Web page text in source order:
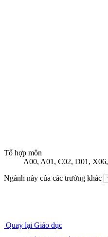
Tổ hợp môn
A00, A01, C02, D01, X06,
Ngành này của các trường khác
Quay lại Giáo dục